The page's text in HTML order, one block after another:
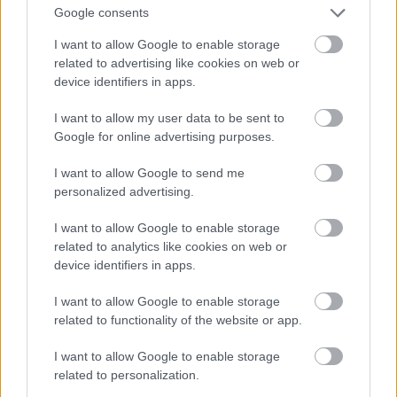
Google consents
I want to allow Google to enable storage
related to advertising like cookies on web or
device identifiers in apps.
I want to allow my user data to be sent to
Google for online advertising purposes.
I want to allow Google to send me
personalized advertising.
I want to allow Google to enable storage
related to analytics like cookies on web or
device identifiers in apps.
I want to allow Google to enable storage
related to functionality of the website or app.
I want to allow Google to enable storage
related to personalization.
lehetne.
Tapasztalataim szerint a szlovákok szinte egyáltalán
nem járnak Magyarországra. Egy szlovák, ha
nyaralni indul, a Balaton helyett szívesebben megy
le az Adriáig (hisz a nyelv is ismerős). Télen pedig a
Tátrában vagy Ausztriában síel mindenki.
A magyarok egy kisebb része síelés vagy túrázás
céljából eljutott a Tátrába. De ahogy tapasztaltam,
szlovák emberekkel és a szlovák kultúrával (a
sztrapacskán túl) nem sikerült megismerkedni.
Ételek
- Pozsonyban nagy kultúrája van a sörházaknak.
Olyasmi, mint a német verzió, természetesen itteni